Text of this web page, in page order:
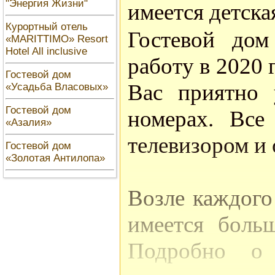
"Энергия Жизни"
Курортный отель
«MARITTIMO» Resort
Hotel All inclusive
Гостевой дом
«Усадьба Власовых»
Гостевой дом
«Азалия»
Гостевой дом
«Золотая Антилопа»
имеется
Гостевой
работу в 2020
Вас приятно
номерах.
телевизором
Возле
имеется
Подробно